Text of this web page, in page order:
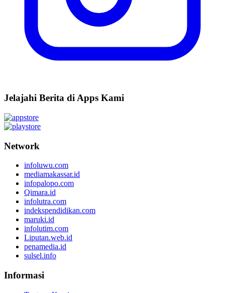
Jelajahi Berita di Apps Kami
Network
infoluwu.com
mediamakassar.id
infopalopo.com
Qimara.id
infolutra.com
indekspendidikan.com
maruki.id
infolutim.com
Liputan.web.id
penamedia.id
sulsel.info
Informasi